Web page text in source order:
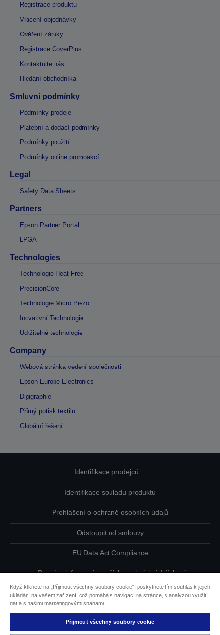
Registrace produktu
Vrácení objednávky
Ověření záruky
Registrace CoverPlus
Kontaktujte nás
Hledání obchodníka
Smluvní podmínky
Podmínky prodeje
Platební a dodací podmínky
Podmínky použití
Podmínky online promoakcí
Legal
Safety Data Sheets
Partners
Epson Partner Portal
LPGA
Technologies
Technologie Heat-Free
PrecisionCore
Technologie Micro Piezo
Inovativní Technologie
Udržitelné technologie
Company
Webová stránka vedení společnosti
Epson Europe Electronics
Digigraphie
Přímý potisk textilu
Globální řešení
Identifikace prodejců
Identifikace souladu produktu
Prohlášení o ochraně osobních údajů
Odstoupit od smlouvy
EU Data Act Compliance
Pro více informací o vašich osobních údajích nás
Informace o souborech cookie
Závazek usnadnění přístupu společnosti Epson
Když kliknete na „Přijmout všechny soubory cookie“, poskytnete tím souhlas k jejich
ukládání na vašem zařízení, což pomáhá s navigací na stránce, s analýzou využití
dat a s našimi marketingovými snahami.
Přijmout všechny soubory cookie